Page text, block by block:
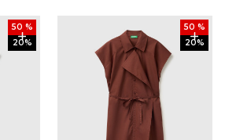
50 %
20%
50 %
20%